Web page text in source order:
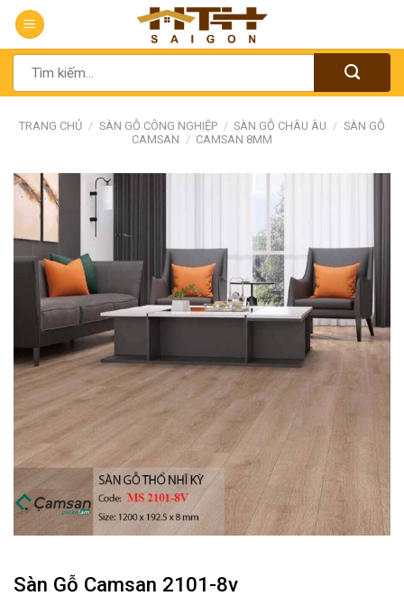
Chuyển
đến
nộiTìm
kiếm:
TRANG CHỦ / SÀN GỖ CÔNG NGHIỆP / SÀN GỖ CHÂU ÂU / SÀN GỖ
CAMSAN / CAMSAN 8MM
Sàn Gỗ Camsan 2101-8v